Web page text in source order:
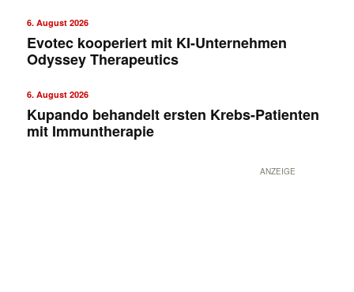
6. August 2026
Evotec kooperiert mit KI-Unternehmen
Odyssey Therapeutics
6. August 2026
Kupando behandelt ersten Krebs-Patienten
mit Immuntherapie
ANZEIGE